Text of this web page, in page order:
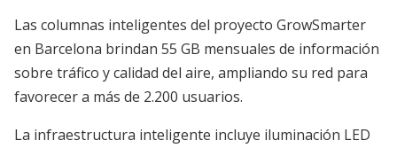
Las columnas inteligentes del proyecto GrowSmarter
en Barcelona brindan 55 GB mensuales de información
sobre tráfico y calidad del aire, ampliando su red para
favorecer a más de 2.200 usuarios.
La infraestructura inteligente incluye iluminación LED